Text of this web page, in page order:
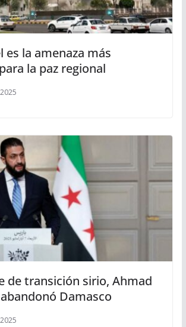
es la amenaza más
la paz regional
de transición sirio, Ahmad
Damasco